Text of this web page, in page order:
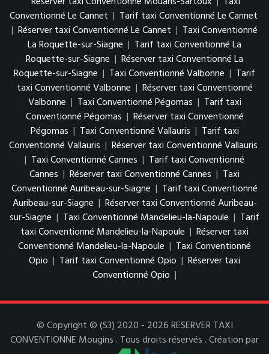
Conventionné Le Cannet | Tarif taxi Conventionné Le Cannet
| Réserver taxi Conventionné Le Cannet | Taxi Conventionné
La Roquette-sur-Siagne | Tarif taxi Conventionné La
Roquette-sur-Siagne | Réserver taxi Conventionné La
Roquette-sur-Siagne | Taxi Conventionné Valbonne | Tarif
taxi Conventionné Valbonne | Réserver taxi Conventionné
Valbonne | Taxi Conventionné Pégomas | Tarif taxi
Conventionné Pégomas | Réserver taxi Conventionné
Pégomas | Taxi Conventionné Vallauris | Tarif taxi
Conventionné Vallauris | Réserver taxi Conventionné Vallauris
| Taxi Conventionné Cannes | Tarif taxi Conventionné
Cannes | Réserver taxi Conventionné Cannes | Taxi
Conventionné Auribeau-sur-Siagne | Tarif taxi Conventionné
Auribeau-sur-Siagne | Réserver taxi Conventionné Auribeau-
sur-Siagne | Taxi Conventionné Mandelieu-la-Napoule | Tarif
taxi Conventionné Mandelieu-la-Napoule | Réserver taxi
Conventionné Mandelieu-la-Napoule | Taxi Conventionné
Opio | Tarif taxi Conventionné Opio | Réserver taxi
Conventionné Opio |
© Copyright © (S3) 2020 - 2026 RESERVER TAXI
CONVENTIONNE Mougins . Tous droits réservés . Création par